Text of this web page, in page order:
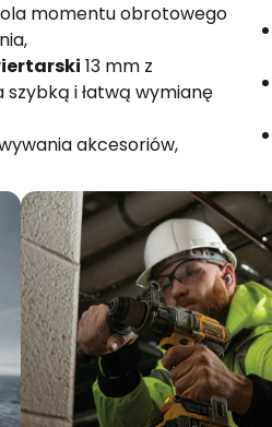
momentu obrotowego
13 mm z
i łatwą wymianę
akcesoriów,